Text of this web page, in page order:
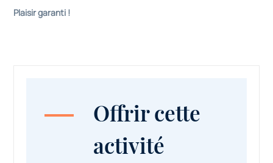
Plaisir garanti !
Offrir cette
activité